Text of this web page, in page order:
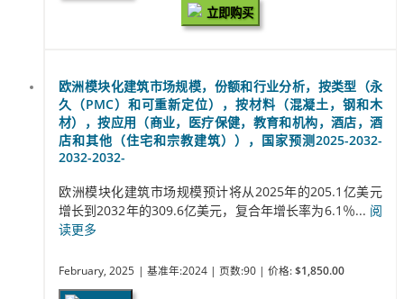
立即购买
欧洲模块化建筑市场规模，份额和行业分析，按类型（永
久（PMC）和可重新定位），按材料（混凝土，钢和木
材），按应用（商业，医疗保健，教育和机构，酒店，酒
店和其他（住宅和宗教建筑）），国家预测2025-2032-
2032-2032-
欧洲模块化建筑市场规模预计将从2025年的205.1亿美元
增长到2032年的309.6亿美元，复合年增长率为6.1％... 阅
读更多
February, 2025 | 基准年:2024 | 页数:90 | 价格: $1,850.00